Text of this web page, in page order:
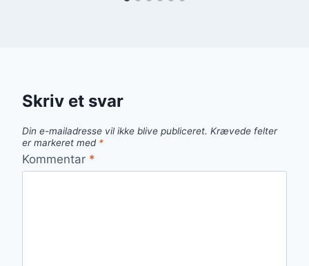
Skriv et svar
Din e-mailadresse vil ikke blive publiceret. Krævede felter
er markeret med *
Kommentar *